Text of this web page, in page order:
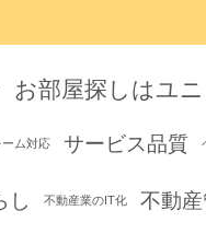
お部屋探しはユ
ーム対応 サービス品質
し 不動産業のIT化 不動